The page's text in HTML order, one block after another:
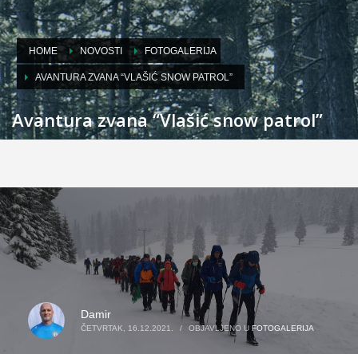
HOME NOVOSTI FOTOGALERIJA
AVANTURA ZVANA “VLAŠIĆ SNOW PATROL”
Avantura zvana “Vlašić snow patrol”
Damir
ČETVRTAK, 16.12.2021. / OBJAVLJENO U FOTOGALERIJA